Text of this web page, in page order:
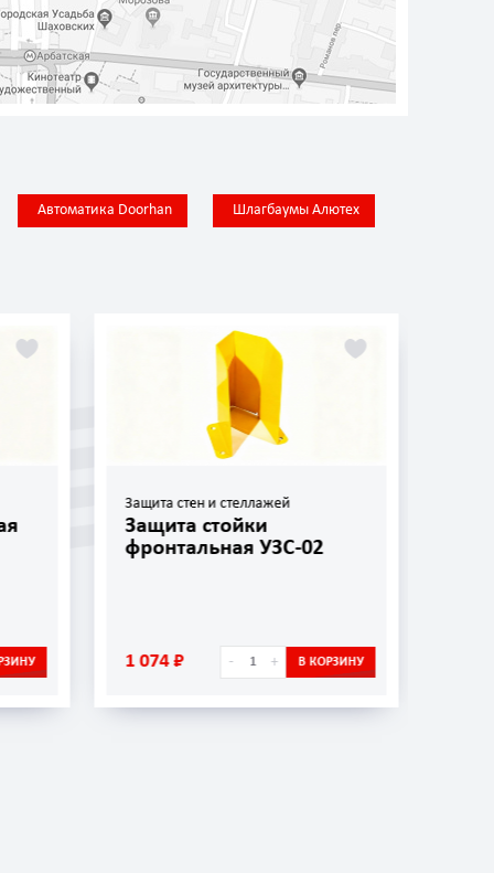
Автоматика Doorhan Шлагбаумы Алютех
Защита стен и стеллажей
Защита стойки
фронтальная УЗС-02
1 074 ₽ - + В КОРЗИНУ